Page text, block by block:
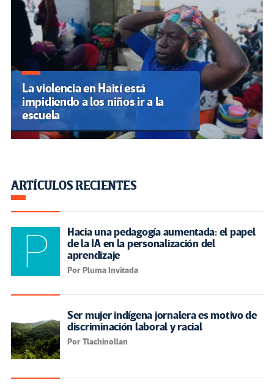
La violencia en Haití está
impidiendo a los niños ir a la
escuela
ARTÍCULOS RECIENTES
Hacia una pedagogía aumentada: el papel
de la IA en la personalización del
aprendizaje
Por Pluma Invitada
Ser mujer indígena jornalera es motivo de
discriminación laboral y racial
Por Tlachinollan